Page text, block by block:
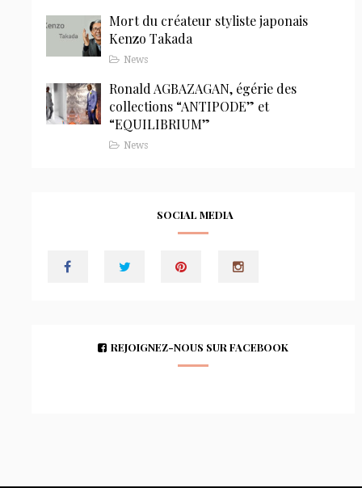
Mort du créateur styliste japonais
Kenzo Takada
News
Ronald AGBAZAGAN, égérie des
collections “ANTIPODE” et
“EQUILIBRIUM”
News
SOCIAL MEDIA
REJOIGNEZ-NOUS SUR FACEBOOK